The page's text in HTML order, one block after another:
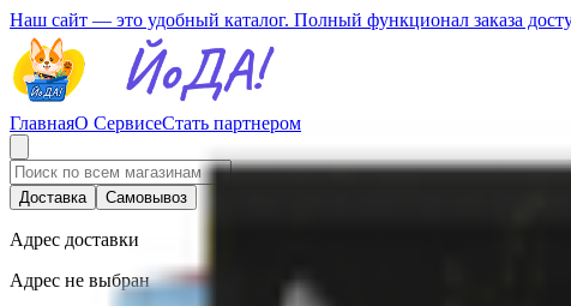
Наш сайт — это удобный каталог. Полный функционал заказа
ГлавнаяО СервисеСтать партнером
Доставка Самовывоз
Адрес доставки
Адрес не выбран